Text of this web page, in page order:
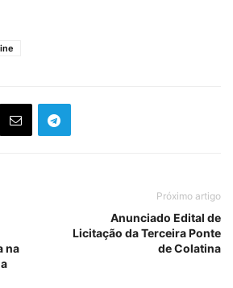
na
Próximo artigo
Anunciado Edital de
Licitação da Terceira Ponte
de Colatina